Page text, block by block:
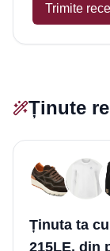
Trimite
Ținute
Ținuta ta
215LE, din